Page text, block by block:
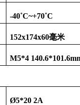
-40˚C~+70˚C
152x174x60毫米
M5*4
Ø5*20 2A